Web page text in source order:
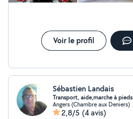
Voir le profil
Sébastien Landais
Transport, aide,marche à pieds
Angers (Chambre aux Deniers)
2,8/5 (4 avis)